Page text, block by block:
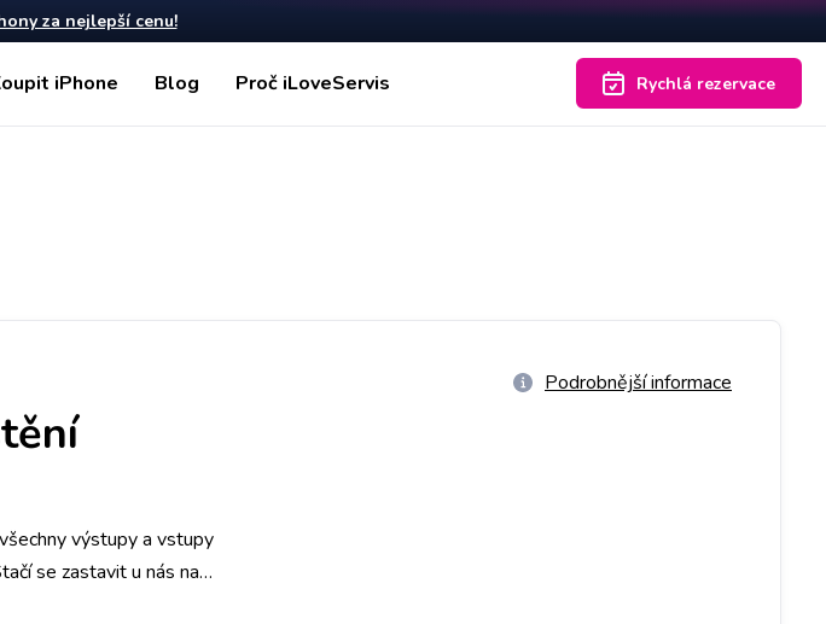
za nejlepší cenu!
iPhone Blog Proč iLoveServis Rychlá rezervace
Podrobnější informace
výstupy a vstupy
se zastavit u nás na